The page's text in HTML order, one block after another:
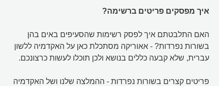
איך מפסקים פריטים ברשימה?
האם התלבטתם איך לפסק רשימות שהסעיפים באים בהן
בשורות נפרדות? - אאוריקה מסתכלת כאן על האקדמיה ללשון
עברית, שלא קבעה כללים בנושא ולכן תוכלו לעשות כרצונכם.
פריטים קצרים בשורות נפרדות - ההמלצה שלנו ושל האקדמיה